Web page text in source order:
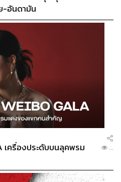
-อันดามัน
เครื่องประดับบนลุคพรม
...